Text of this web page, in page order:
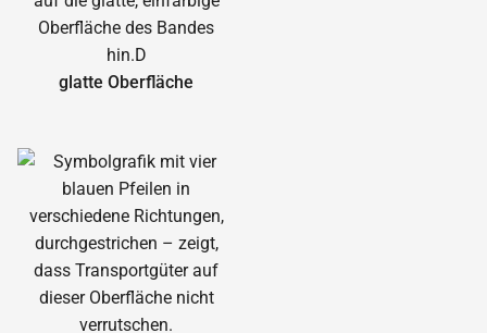
glatte Oberfläche